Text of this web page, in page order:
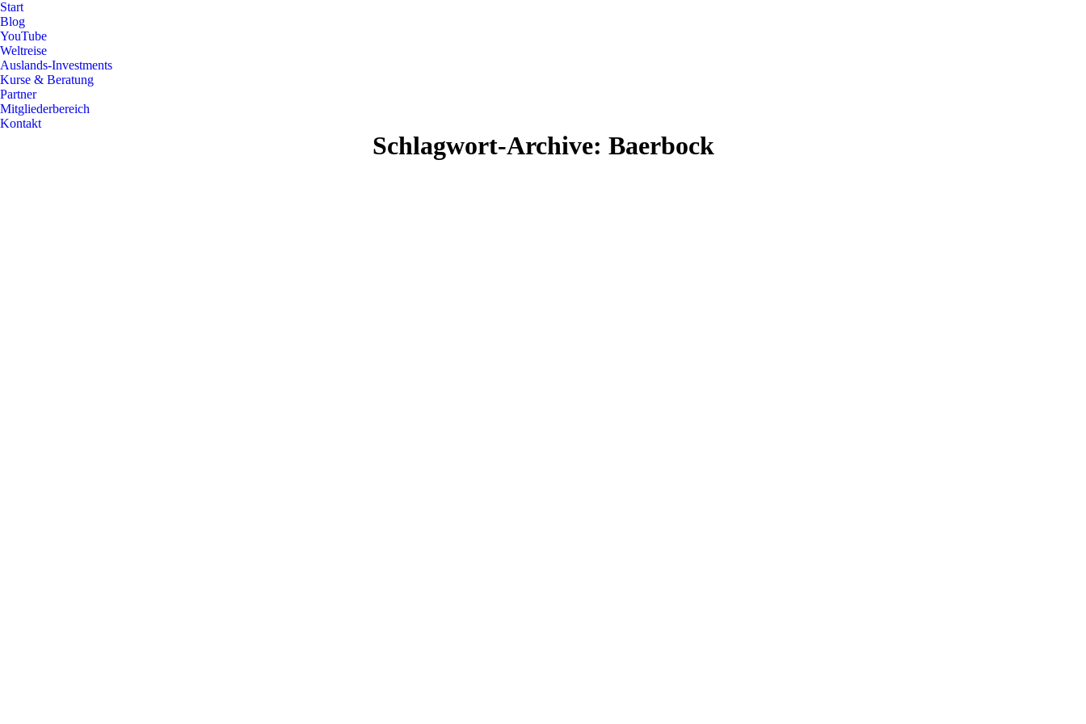
Start
Blog
YouTube
Weltreise
Auslands-Investments
Kurse & Beratung
Partner
Mitgliederbereich
Kontakt
Schlagwort-Archive: Baerbock